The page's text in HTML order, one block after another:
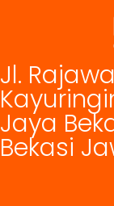
Jl.
Jaya
Bekasi